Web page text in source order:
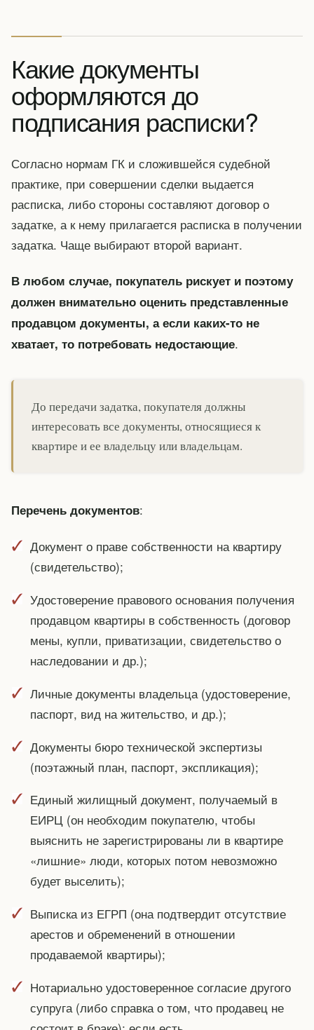
Какие документы
оформляются до
подписания расписки?
Согласно нормам ГК и сложившейся судебной
практике, при совершении сделки выдается
расписка, либо стороны составляют договор о
задатке, а к нему прилагается расписка в получении
задатка. Чаще выбирают второй вариант.
В любом случае, покупатель рискует и поэтому
должен внимательно оценить представленные
продавцом документы, а если каких-то не
хватает, то потребовать недостающие.
До передачи задатка, покупателя должны
интересовать все документы, относящиеся к
квартире и ее владельцу или владельцам.
Перечень документов:
Документ о праве собственности на квартиру
(свидетельство);
Удостоверение правового основания получения
продавцом квартиры в собственность (договор
мены, купли, приватизации, свидетельство о
наследовании и др.);
Личные документы владельца (удостоверение,
паспорт, вид на жительство, и др.);
Документы бюро технической экспертизы
(поэтажный план, паспорт, экспликация);
Единый жилищный документ, получаемый в
ЕИРЦ (он необходим покупателю, чтобы
выяснить не зарегистрированы ли в квартире
«лишние» люди, которых потом невозможно
будет выселить);
Выписка из ЕГРП (она подтвердит отсутствие
арестов и обременений в отношении
продаваемой квартиры);
Нотариально удостоверенное согласие другого
супруга (либо справка о том, что продавец не